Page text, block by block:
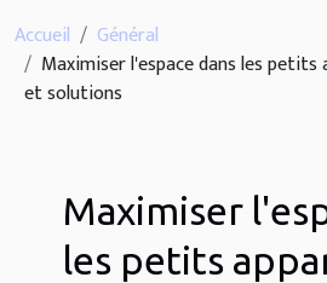
Accueil
Général
Maximiser l'espace dans les
et solutions
Maximiser
les petits